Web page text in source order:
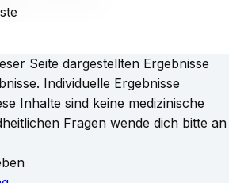
Seite dargestellten Ergebnisse
Individuelle Ergebnisse
Inhalte sind keine medizinische
Fragen wende dich bitte an